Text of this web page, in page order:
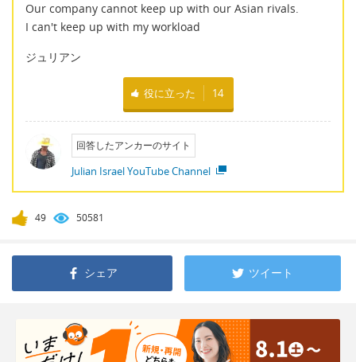
Our company cannot keep up with our Asian rivals.
I can't keep up with my workload
ジュリアン
役に立った 14
回答したアンカーのサイト
Julian Israel YouTube Channel
49 50581
シェア ツイート